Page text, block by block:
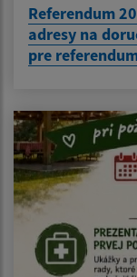
Referendum
adresy na
pre